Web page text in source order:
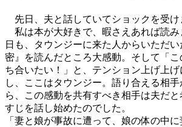
先日、夫と話していてショックを受け
私は本が大好きで、暇さえあれば読み
日も、タウンジーに来た人からいただ
密』を読んだところ大感動。そして「
ち合いたい！」と、テンション上げ上
し、ここはタウンジー。語り合える相
ら、この感動を共有すべき相手は夫だ
すじを話し始めたのでした。
「妻と娘が事故に遭って、娘の体の中